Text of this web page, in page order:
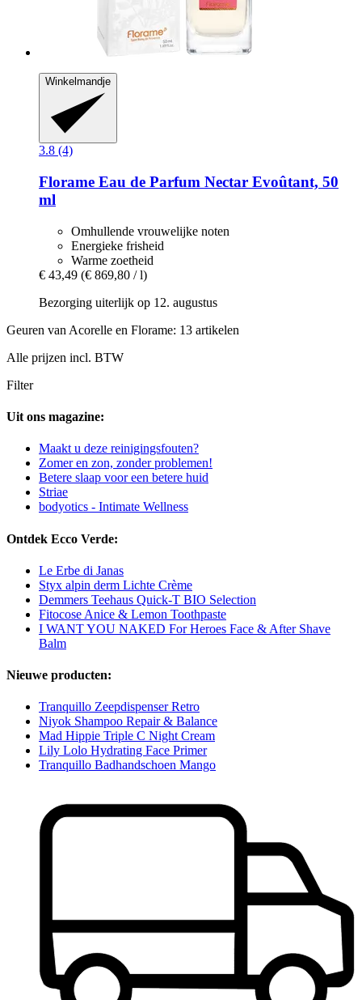
Winkelmandje
3.8 (4)
Florame Eau de Parfum Nectar Evoûtant, 50
ml
Omhullende vrouwelijke noten
Energieke frisheid
Warme zoetheid
€ 43,49 (€ 869,80 / l)
Bezorging uiterlijk op 12. augustus
Geuren van Acorelle en Florame: 13 artikelen
Alle prijzen incl. BTW
Filter
Uit ons magazine:
Maakt u deze reinigingsfouten?
Zomer en zon, zonder problemen!
Betere slaap voor een betere huid
Striae
bodyotics - Intimate Wellness
Ontdek Ecco Verde:
Le Erbe di Janas
Styx alpin derm Lichte Crème
Demmers Teehaus Quick-T BIO Selection
Fitocose Anice & Lemon Toothpaste
I WANT YOU NAKED For Heroes Face & After Shave
Balm
Nieuwe producten:
Tranquillo Zeepdispenser Retro
Niyok Shampoo Repair & Balance
Mad Hippie Triple C Night Cream
Lily Lolo Hydrating Face Primer
Tranquillo Badhandschoen Mango